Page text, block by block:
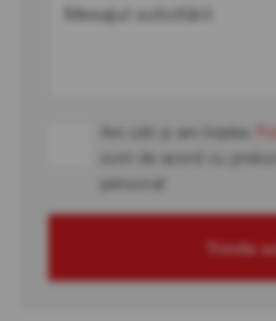
Mesajul solicitării
Am citit și am înțeles
sunt de acord cu
personal
Trimite